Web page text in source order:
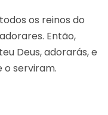
os reinos do
Então,
Deus, adorarás, e
o serviram.